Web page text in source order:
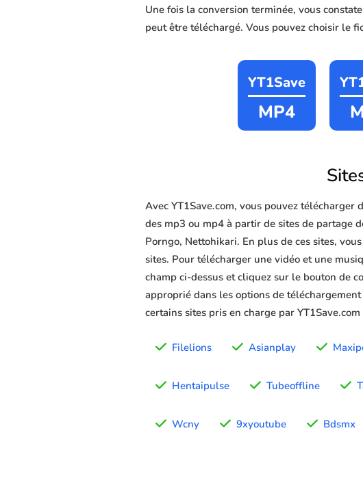
Une fois la conversion terminée, vous
peut être téléchargé. Vous pouvez choisir le
YT1Save
MP4
Avec YT1Save.com, vous pouvez
des mp3 ou mp4 à partir de sites de partage
Porngo, Nettohikari. En plus de ces sites,
sites. Pour télécharger une vidéo et une
champ ci-dessus et cliquez sur le bouton de
approprié dans les options de
certains sites pris en charge par
Filelions Asianplay
Hentaipulse Tubeoffline
Wcny 9xyoutube Bdsmx